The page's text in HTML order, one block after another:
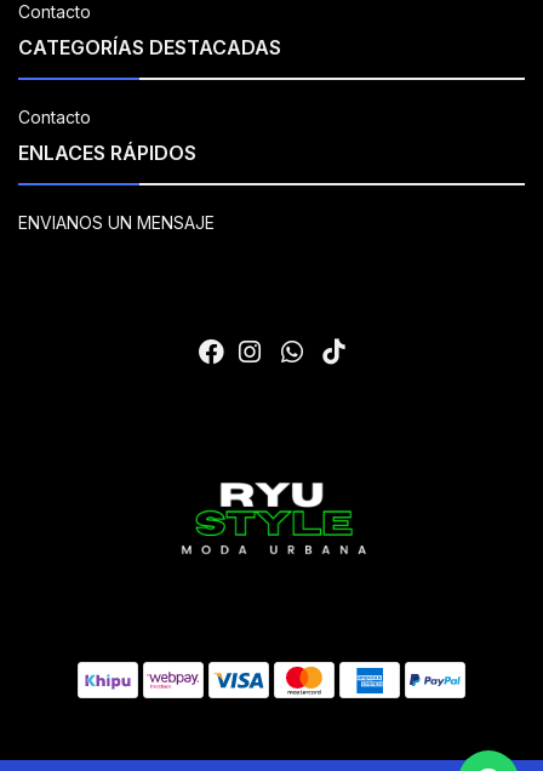
Contacto
CATEGORÍAS DESTACADAS
Contacto
ENLACES RÁPIDOS
ENVIANOS UN MENSAJE